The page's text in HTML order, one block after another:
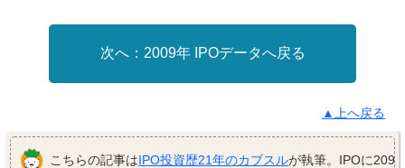
2009年 IPOデータへ戻る
▲上へ戻る
こちらの記事はIPO投資歴21年のカブスルが執筆。IPOに209